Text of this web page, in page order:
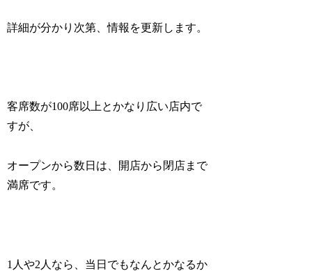
詳細が分かり次第、情報を更新します。
客席数が100席以上とかなり広い店内で
すが、
オープンから数日は、開店から閉店まで
満席です。
1人や2人なら、当日でもなんとかなるか